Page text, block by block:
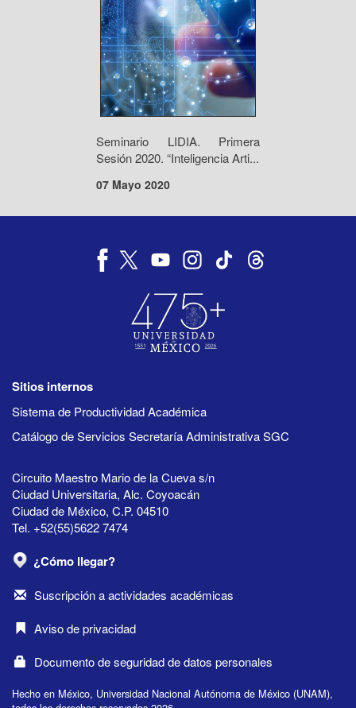
Seminario LIDIA. Primera
Sesión 2020. “Inteligencia Arti...
07 Mayo 2020
Sitios internos
Sistema de Productividad Académica
Catálogo de Servicios Secretaría Administrativa SGC
Circuito Maestro Mario de la Cueva s/n
Ciudad Universitaria, Alc. Coyoacán
Ciudad de México, C.P. 04510
Tel. +52(55)5622 7474
¿Cómo llegar?
Suscripción a actividades académicas
Aviso de privacidad
Documento de seguridad de datos personales
Hecho en México, Universidad Nacional Autónoma de México (UNAM),